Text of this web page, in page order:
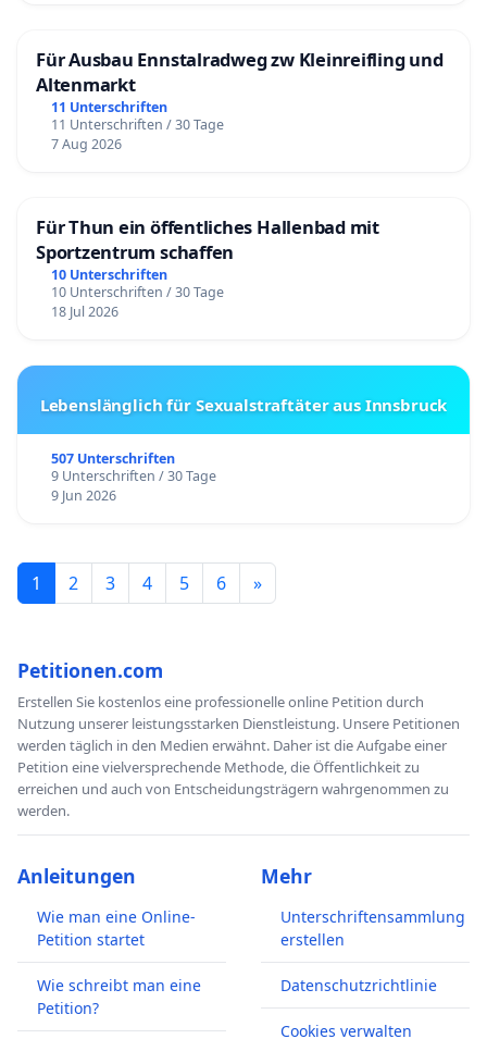
Für Ausbau Ennstalradweg zw Kleinreifling und
Altenmarkt
11 Unterschriften
11 Unterschriften / 30 Tage
7 Aug 2026
Für Thun ein öffentliches Hallenbad mit
Sportzentrum schaffen
10 Unterschriften
10 Unterschriften / 30 Tage
18 Jul 2026
Lebenslänglich für Sexualstraftäter aus Innsbruck
507 Unterschriften
9 Unterschriften / 30 Tage
9 Jun 2026
1 2 3 4 5 6 »
Petitionen.com
Erstellen Sie kostenlos eine professionelle online Petition durch
Nutzung unserer leistungsstarken Dienstleistung. Unsere Petitionen
werden täglich in den Medien erwähnt. Daher ist die Aufgabe einer
Petition eine vielversprechende Methode, die Öffentlichkeit zu
erreichen und auch von Entscheidungsträgern wahrgenommen zu
werden.
Anleitungen
Wie man eine Online-
Petition startet
Wie schreibt man eine
Petition?
Mehr
Unterschriftensammlung
erstellen
Datenschutzrichtlinie
Cookies verwalten